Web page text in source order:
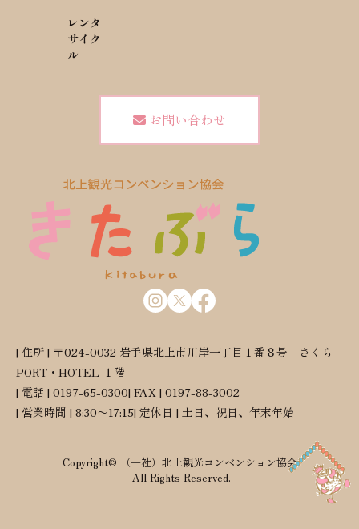
レンタ
サイク
ル
お問い合わせ
| 住所 | 〒024-0032 岩手県北上市川岸一丁目１番８号 さくら
PORT・HOTEL １階
| 電話 | 0197-65-0300| FAX | 0197-88-3002
| 営業時間 | 8:30〜17:15| 定休日 | 土日、祝日、年末年始
Copyright© （一社）北上観光コンベンション協会
All Rights Reserved.